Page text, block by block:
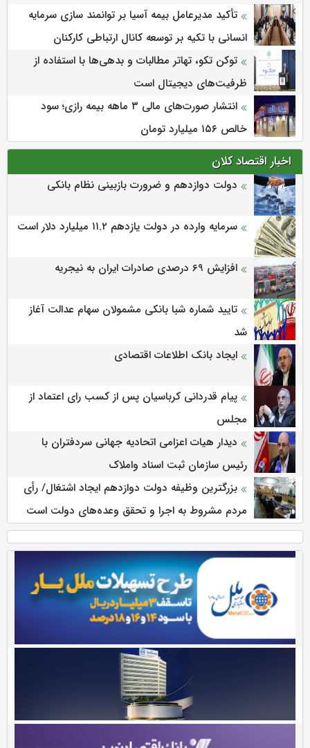
تأکید مدیرعامل بیمه آسیا بر توانمند سازی سرمایه
انسانی با تکیه بر توسعه کانال ارتباطی کارکنان
توکن تکو، تهاتر مطالبات و بدهی‌ها با استفاده از
ظرفیت‌های دیجیتال است
انتشار صورت‌های مالی ۳ ماهه بیمه رازی؛ سود
خالص ۱۵۶ میلیارد تومان
اخبار اقتصاد کلان
دولت دوازدهم و ضرورت بازبینی نظام بانکی
سرمایه وارده در دولت یازدهم ۱۱.۲ میلیارد دلار است
افزایش 69 درصدی صادرات ایران به نیجریه
تایید شماره شبا بانکی مشمولان سهام عدالت آغاز
شد
ایجاد بانک اطلاعات اقتصادی
پیام قدردانی کرباسیان پس از کسب رای اعتماد از
مجلس
دیدار هیات اعزامی اتحادیه جهانی سردفتران با
رئیس سازمان ثبت اسناد واملاک
بزرگترین وظیفه دولت دوازدهم ایجاد اشتغال/ رأی
مردم مشروط به اجرا و تحقق وعده‌های دولت است